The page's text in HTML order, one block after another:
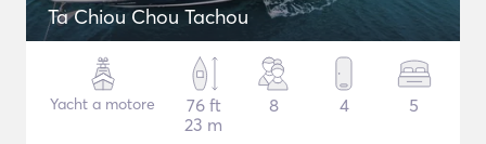
Ta Chiou Chou Tachou
Yacht a motore
76 ft
23 m
8 4 5